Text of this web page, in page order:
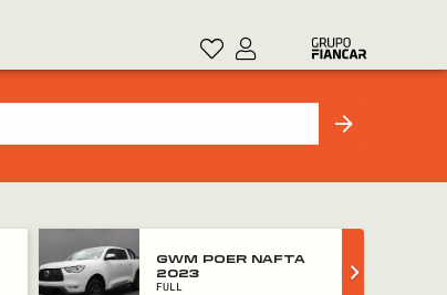
GWM POER NAFTA
2023
FULL